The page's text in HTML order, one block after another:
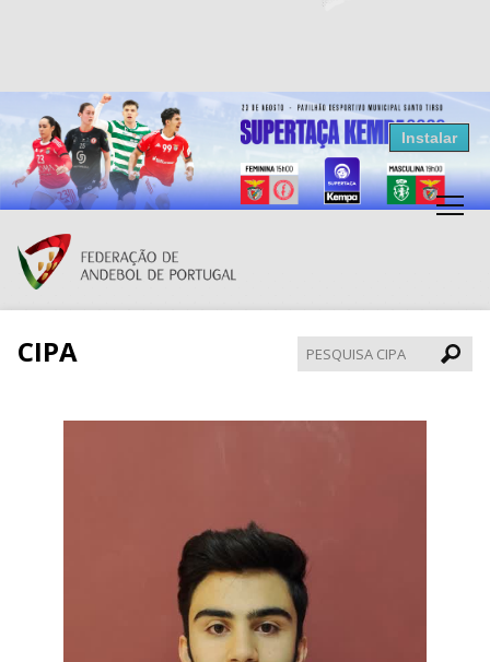
Resultados Andebol
Federação de Andebol de Portugal
Grátis - Disponivel na Play Store
Instalar
CIPA
CIPA